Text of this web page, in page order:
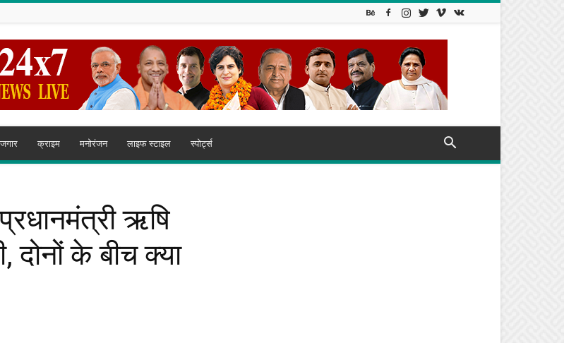
क्राइम मनोरंजन लाइफ स्टाइल स्पोर्ट्स
ऋषि
के बीच क्या